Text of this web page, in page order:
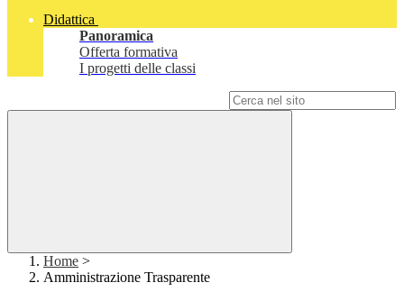
Didattica
Panoramica
Offerta formativa
I progetti delle classi
Home >
Amministrazione Trasparente